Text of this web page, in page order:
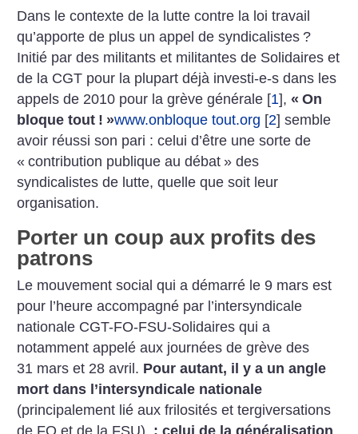
Dans le contexte de la lutte contre la loi travail
qu’apporte de plus un appel de syndicalistes ?
Initié par des militants et militantes de Solidaires et
de la CGT pour la plupart déjà investi-e-s dans les
appels de 2010 pour la grève générale [1],« On
bloque tout ! »www.onbloque tout.org [2] semble
avoir réussi son pari : celui d’être une sorte de
« contribution publique au débat » des
syndicalistes de lutte, quelle que soit leur
organisation.
Porter un coup aux profits des
patrons
Le mouvement social qui a démarré le 9 mars est
pour l’heure accompagné par l’intersyndicale
nationale CGT-FO-FSU-Solidaires qui a
notamment appelé aux journées de grève des
31 mars et 28 avril. Pour autant, il y a un angle
mort dans l’intersyndicale nationale
(principalement lié aux frilosités et tergiversations